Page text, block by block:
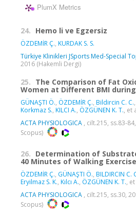
PlumX Metrics
24. Hemo li ve Egzersiz
ÖZDEMİR Ç., KURDAK S. S.
Türkiye Klinikleri JSports Med-Special
2016 (Hakemli Dergi)
25. The Comparison of Fat
Women at Different BMI
GÜNAŞTI Ö., ÖZDEMİR Ç., Bildircin C. C.,
Korkmaz S., KILCI A., ÖZGÜNEN K. T., et
ACTA PHYSIOLOGICA , cilt.215, ss.83-
Scopus)
26. Determination of
40 Minutes of Walking
ÖZDEMİR Ç., GÜNAŞTI Ö., BILDIRCIN C.
Eryilmaz S. K., Kılcı A., ÖZGÜNEN K. T.,
ACTA PHYSIOLOGICA , cilt.215, ss.30,
Scopus)